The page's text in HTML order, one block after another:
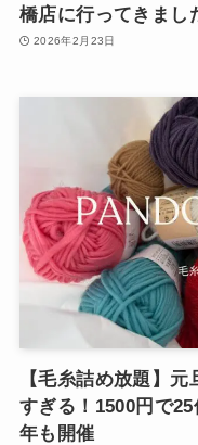
橋店に行ってきまし
2026年2月23日
【毛糸詰め放題】
すぎる！1500円で
年も開催